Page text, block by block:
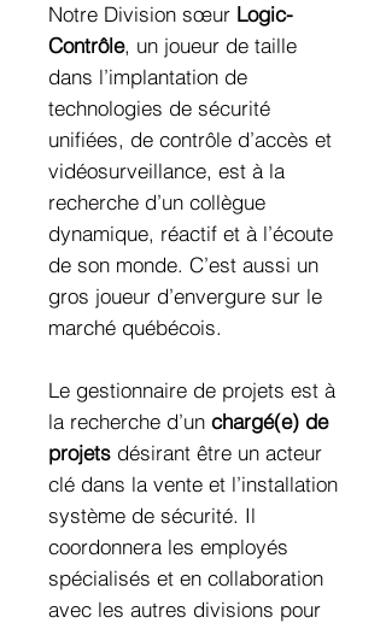
Notre Division sœur Logic-
Contrôle, un joueur de taille
dans l’implantation de
technologies de sécurité
unifiées, de contrôle d’accès et
vidéosurveillance, est à la
recherche d’un collègue
dynamique, réactif et à l’écoute
de son monde. C’est aussi un
gros joueur d’envergure sur le
marché québécois.
Le gestionnaire de projets est à
la recherche d’un chargé(e) de
projets désirant être un acteur
clé dans la vente et l’installation
système de sécurité. Il
coordonnera les employés
spécialisés et en collaboration
avec les autres divisions pour